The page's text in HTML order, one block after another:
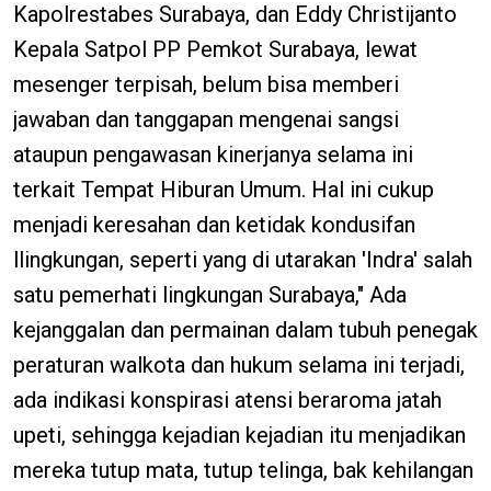
Kapolrestabes Surabaya, dan Eddy Christijanto
Kepala Satpol PP Pemkot Surabaya, lewat
mesenger terpisah, belum bisa memberi
jawaban dan tanggapan mengenai sangsi
ataupun pengawasan kinerjanya selama ini
terkait Tempat Hiburan Umum. Hal ini cukup
menjadi keresahan dan ketidak kondusifan
llingkungan, seperti yang di utarakan 'Indra' salah
satu pemerhati lingkungan Surabaya," Ada
kejanggalan dan permainan dalam tubuh penegak
peraturan walkota dan hukum selama ini terjadi,
ada indikasi konspirasi atensi beraroma jatah
upeti, sehingga kejadian kejadian itu menjadikan
mereka tutup mata, tutup telinga, bak kehilangan